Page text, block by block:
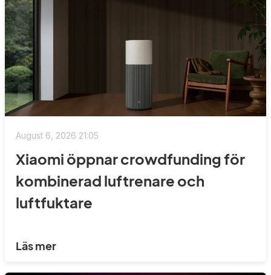
August 6, 2026 21:05
Xiaomi öppnar crowdfunding för
kombinerad luftrenare och
luftfuktare
Läs mer